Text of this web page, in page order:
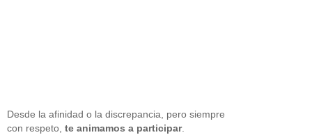
Desde la afinidad o la discrepancia, pero siempre
con respeto, te animamos a participar.